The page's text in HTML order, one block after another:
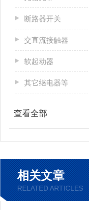
断路器开关
交直流接触器
软起动器
其它继电器等
查看全部
相关文章
RELATED ARTICLES